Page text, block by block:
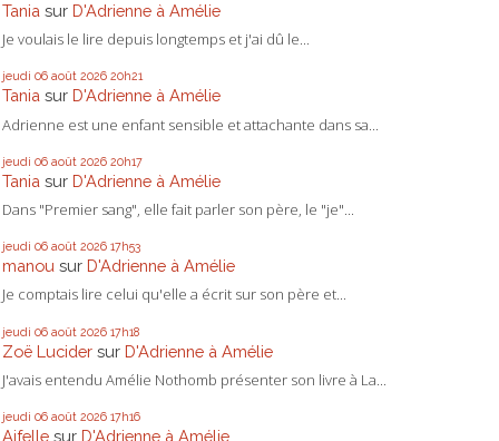
Tania sur D'Adrienne à Amélie
Je voulais le lire depuis longtemps et j'ai dû le...
jeudi 06 août 2026 20h21
Tania sur D'Adrienne à Amélie
Adrienne est une enfant sensible et attachante dans sa...
jeudi 06 août 2026 20h17
Tania sur D'Adrienne à Amélie
Dans "Premier sang", elle fait parler son père, le "je"...
jeudi 06 août 2026 17h53
manou sur D'Adrienne à Amélie
Je comptais lire celui qu'elle a écrit sur son père et...
jeudi 06 août 2026 17h18
Zoë Lucider sur D'Adrienne à Amélie
J'avais entendu Amélie Nothomb présenter son livre à La...
jeudi 06 août 2026 17h16
Aifelle sur D'Adrienne à Amélie